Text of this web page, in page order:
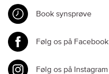
Book synsprøve
Følg os på Facebook
Følg os på Instagram